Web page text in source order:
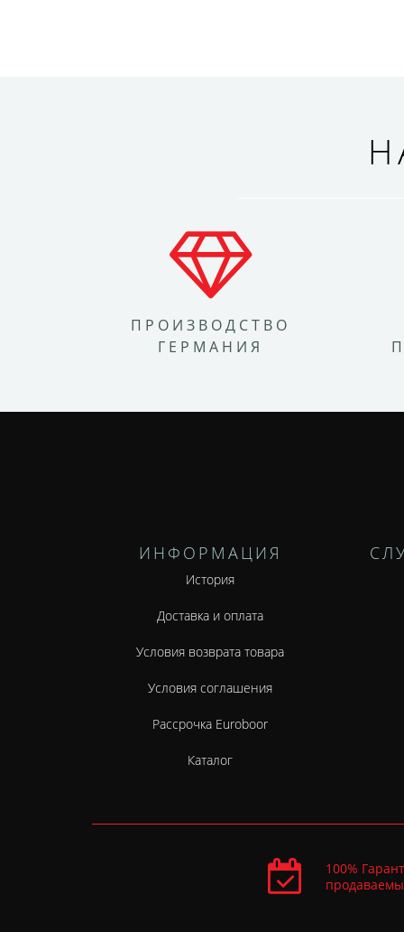
ПРОИЗВОДСТВО
ГЕРМАНИЯ
ИНФОРМАЦИЯ
История
Доставка и оплата
Условия возврата товара
Условия соглашения
Рассрочка Euroboor
Каталог
100%